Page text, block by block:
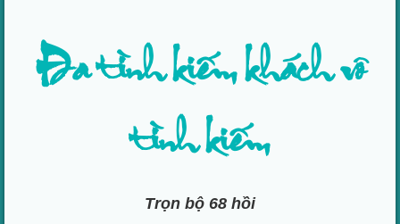
Đa tình kiếm khách vô
tình kiếm
Trọn bộ 68 hồi